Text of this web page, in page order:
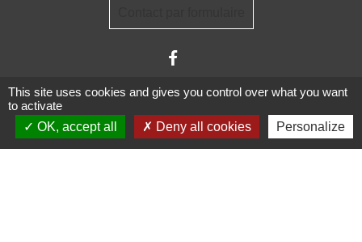
This site uses cookies and gives you control over what you want
to activate
OK, accept all
Deny all cookies Personalize